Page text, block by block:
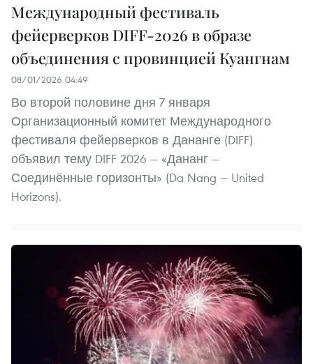
Международный фестиваль
фейерверков DIFF-2026 в образе
объединения с провинцией Куангнам
08/01/2026 04:49
Во второй половине дня 7 января
Организационный комитет Международного
фестиваля фейерверков в Дананге (DIFF)
объявил тему DIFF 2026 — «Дананг —
Соединённые горизонты» (Da Nang — United
Horizons).